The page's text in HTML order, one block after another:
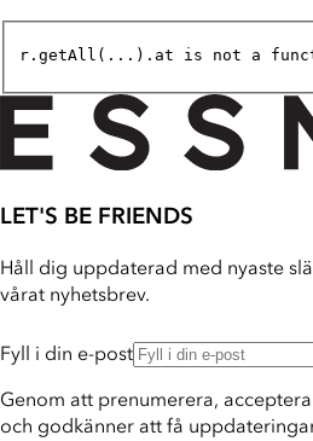
r.getAll(...).at is not a
LET'S BE FRIENDS
Håll dig uppdaterad med nyaste
vårat nyhetsbrev.
Fyll i din e-post
Genom att prenumerera,
och godkänner att få